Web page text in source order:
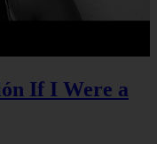
If I Were a